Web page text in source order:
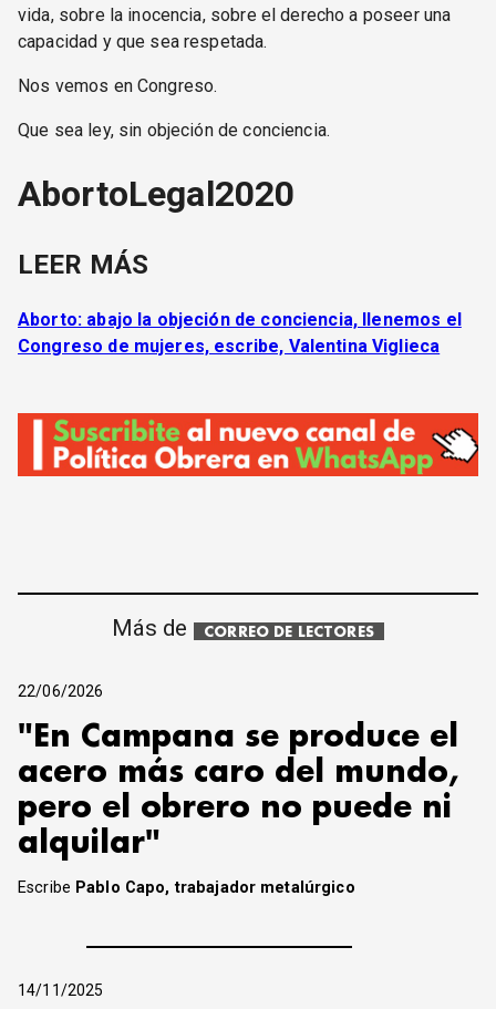
vida, sobre la inocencia, sobre el derecho a poseer una
capacidad y que sea respetada.
Nos vemos en Congreso.
Que sea ley, sin objeción de conciencia.
AbortoLegal2020
LEER MÁS
Aborto: abajo la objeción de conciencia, llenemos el
Congreso de mujeres, escribe, Valentina Viglieca
Más de CORREO DE LECTORES
22/06/2026
"En Campana se produce el
acero más caro del mundo,
pero el obrero no puede ni
alquilar"
Escribe Pablo Capo, trabajador metalúrgico
14/11/2025